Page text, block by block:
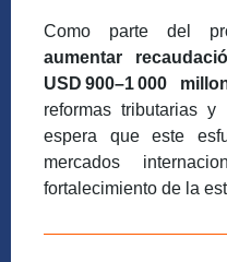
Como parte del
aumentar
USD 900–1000
reformas tributarias
espera que este
mercados
fortalecimiento de la